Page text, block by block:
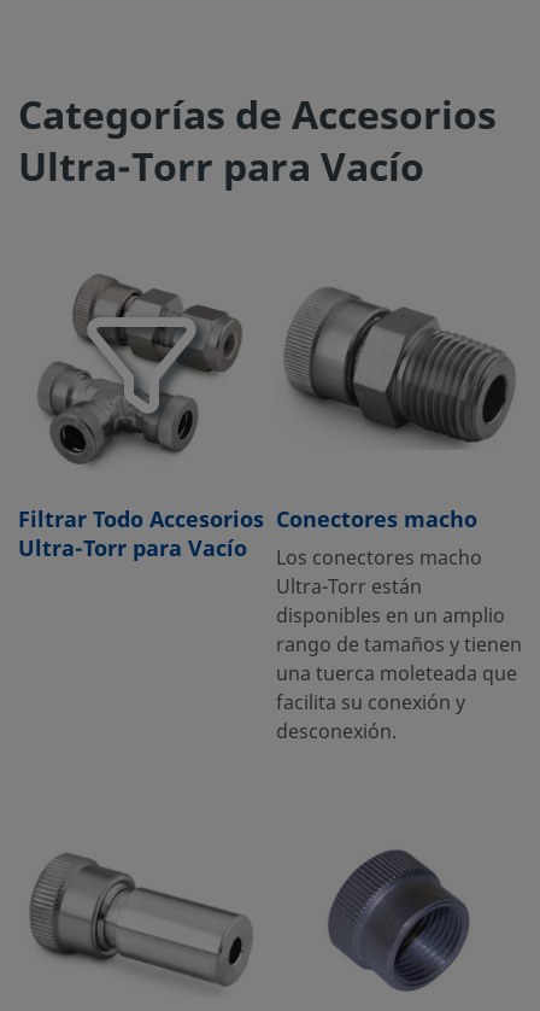
Categorías de Accesorios
Ultra-Torr para Vacío
Filtrar Todo Accesorios
Ultra-Torr para Vacío
Conectores macho
Los conectores macho
Ultra-Torr están
disponibles en un amplio
rango de tamaños y tienen
una tuerca moleteada que
facilita su conexión y
desconexión.